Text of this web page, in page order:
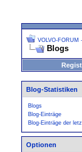
VOLVO-FORUM
Blogs
Blog-Statistiken
Blogs
Blog-Einträge
Blog-Einträge der
Optionen